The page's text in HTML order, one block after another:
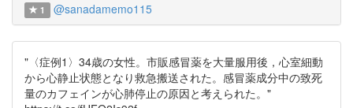
1 @sanadamemo115
"〈症例1〉34歳の女性。市販感冒薬を大量服用後，心室細動
から心静止状態となり救急搬送された。感冒薬成分中の致死
量のカフェインが心肺停止の原因と考えられた。"